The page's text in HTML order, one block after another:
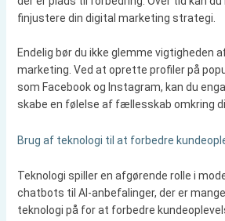
finjustere din digital marketing strategi.
Endelig bør du ikke glemme vigtigheden
marketing. Ved at oprette profiler på
som Facebook og Instagram, kan du
skabe en følelse af fællesskab omkring
Brug af teknologi til at forbedre
Teknologi spiller en afgørende rolle i
chatbots til AI-anbefalinger, der er
teknologi på for at forbedre